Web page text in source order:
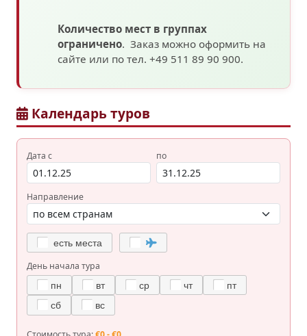
Количество мест в группах
ограничено. Заказ можно оформить на
сайте или по тел. +49 511 89 90 900.
Календарь туров
Дата с по
Направление
есть места
День начала тура
пн вт ср чт
пт
сб
вс